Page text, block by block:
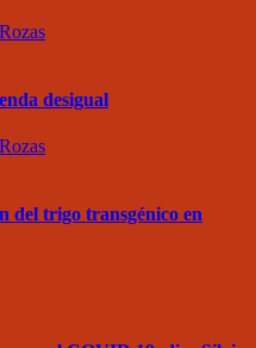
desigual
del trigo transgénico en